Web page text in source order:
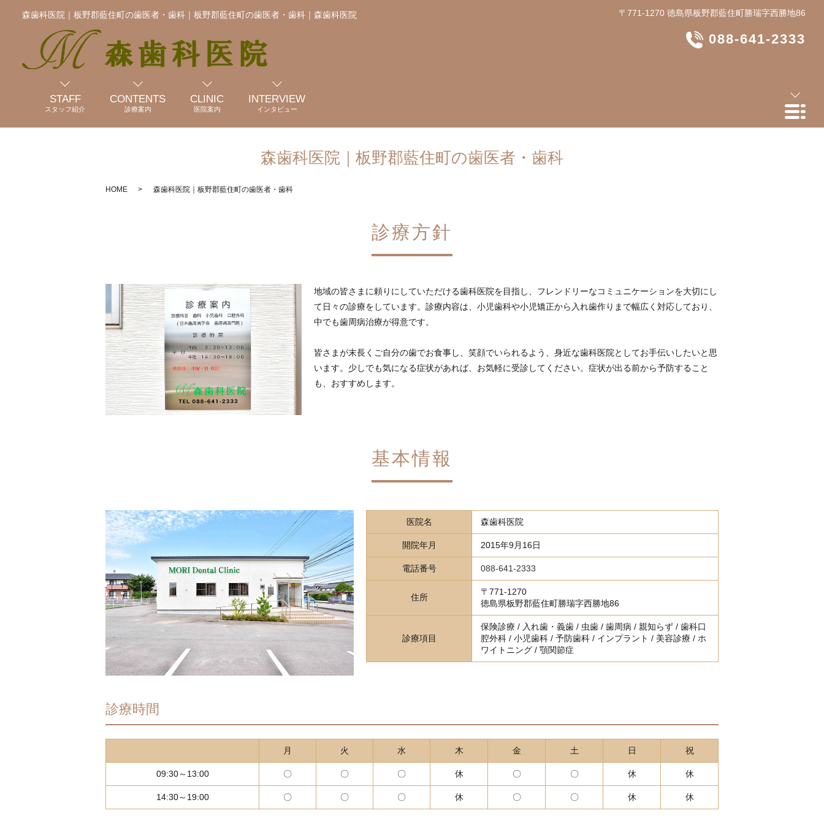
森歯科医院｜板野郡藍住町の歯医者・歯科｜板野郡藍住町の歯医者・歯科｜森歯科医院
STAFF
スタッフ紹介
CONTENTS
診療案内
CLINIC
医院案内
INTERVIEW
インタビュー
〒771-1270 徳島県板野郡藍住町勝瑞字西勝地86
088-641-2333
森歯科医院｜板野郡藍住町の歯医者・歯科
HOME 森歯科医院｜板野郡藍住町の歯医者・歯科
診療方針
地域の皆さまに頼りにしていただける歯科医院を目指し、フレンドリーなコミュニケーションを大切にし
て日々の診療をしています。診療内容は、小児歯科や小児矯正から入れ歯作りまで幅広く対応しており、
中でも歯周病治療が得意です。
皆さまが末長くご自分の歯でお食事し、笑顔でいられるよう、身近な歯科医院としてお手伝いしたいと思
います。少しでも気になる症状があれば、お気軽に受診してください。症状が出る前から予防すること
も、おすすめします。
基本情報
医院名 森歯科医院
開院年月 2015年9月16日
電話番号 088-641-2333
住所
〒771-1270
徳島県板野郡藍住町勝瑞字西勝地86
診療項目
保険診療 / 入れ歯・義歯 / 虫歯 / 歯周病 / 親知らず / 歯科口
腔外科 / 小児歯科 / 予防歯科 / インプラント / 美容診療 / ホ
ワイトニング / 顎関節症
診療時間
月 火 水 木 金 土 日 祝
09:30～13:00 〇 〇 〇 休 〇 〇 休 休
14:30～19:00 〇 〇 〇 休 〇 〇 休 休